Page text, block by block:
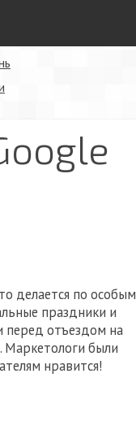
делается по особым
праздники и
перед отъездом на
Маркетологи были
нравится!